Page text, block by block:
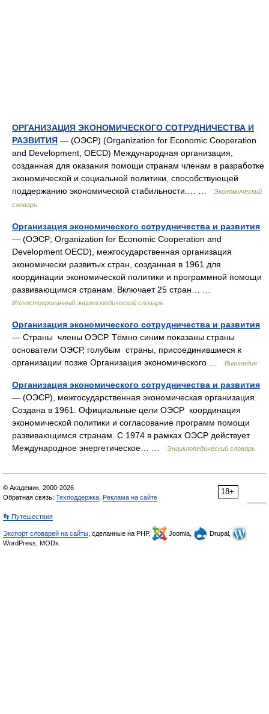
ОРГАНИЗАЦИЯ ЭКОНОМИЧЕСКОГО СОТРУДНИЧЕСТВА И
РАЗВИТИЯ — (ОЭСР) (Organization for Economic Cooperation
and Development, OECD) Международная организация,
созданная для оказания помощи странам членам в разработке
экономической и социальной политики, способствующей
поддержанию экономической стабильности.… …
Экономический
словарь
Организация экономического сотрудничества и развития
— (ОЭСР; Organization for Economic Cooperation and
Development OECD), межгосударственная организация
экономически развитых стран, созданная в 1961 для
координации экономической политики и программной помощи
развивающимся странам. Включает 25 стран… …
Иллюстрированный энциклопедический словарь
Организация экономического сотрудничества и развития
— Страны члены ОЭСР. Тёмно синим показаны страны
основатели ОЭСР, голубым страны, присоединившиеся к
организации позже Организация экономического …
Википедия
Организация экономического сотрудничества и развития
— (ОЭСР), межгосударственная экономическая организация.
Создана в 1961. Официальные цели ОЭСР координация
экономической политики и согласование программ помощи
развивающимся странам. С 1974 в рамках ОЭСР действует
Международное энергетическое… …
Энциклопедический словарь
18+
© Академик, 2000-2026
Обратная связь: Техподдержка Реклама на сайте
👣 Путешествия
Экспорт словарей на сайты , сделанные на PHP, Joomla,
Drupal,
WordPress, MODx.